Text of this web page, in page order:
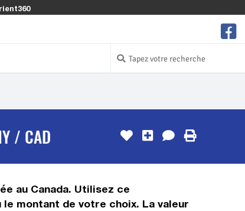
/ CAD
au Canada. Utilisez ce
le montant de votre choix. La valeur